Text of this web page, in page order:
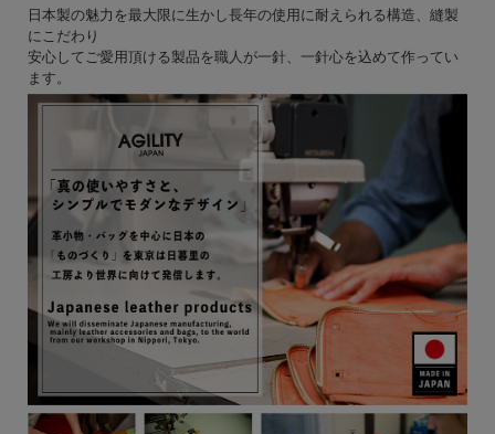
日本製の魅力を最大限に生かし長年の使用に耐えられる構造、縫製
にこだわり
安心してご愛用頂ける製品を職人が一針、一針心を込めて作ってい
ます。